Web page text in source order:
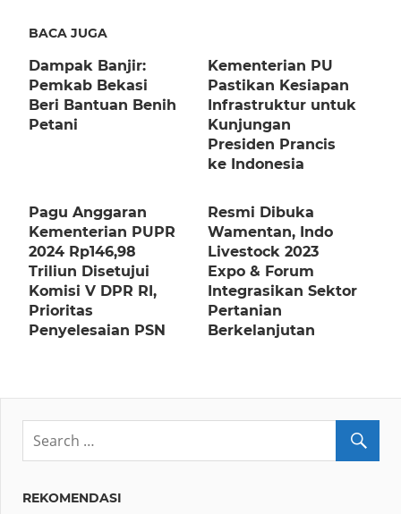
BACA JUGA
Dampak Banjir:
Pemkab Bekasi
Beri Bantuan Benih
Petani
Kementerian PU
Pastikan Kesiapan
Infrastruktur untuk
Kunjungan
Presiden Prancis
ke Indonesia
Pagu Anggaran
Kementerian PUPR
2024 Rp146,98
Triliun Disetujui
Komisi V DPR RI,
Prioritas
Penyelesaian PSN
Resmi Dibuka
Wamentan, Indo
Livestock 2023
Expo & Forum
Integrasikan Sektor
Pertanian
Berkelanjutan
REKOMENDASI